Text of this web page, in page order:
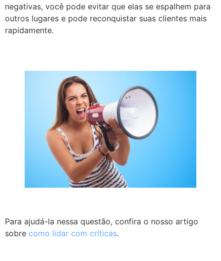
negativas, você pode evitar que elas se espalhem para
outros lugares e pode reconquistar suas clientes mais
rapidamente.
Para ajudá-la nessa questão, confira o nosso artigo
sobre como lidar com críticas.